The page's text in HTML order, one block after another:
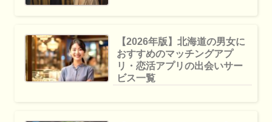
【2026年版】北海道の男女に
おすすめのマッチングアプ
リ・恋活アプリの出会いサー
ビス一覧